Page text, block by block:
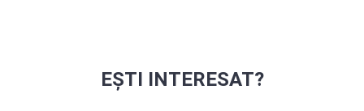
EȘTI INTERESAT?